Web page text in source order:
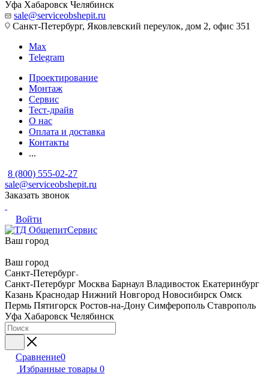
Уфа Хабаровск Челябинск
sale@serviceobshepit.ru
Санкт-Петербург, Яковлевский переулок, дом 2, офис 351
Max
Telegram
Проектирование
Монтаж
Сервис
Тест-драйв
О нас
Оплата и доставка
Контакты
...
8 (800) 555-02-27
sale@serviceobshepit.ru
Заказать звонок
Войти
Ваш город
Ваш город
Санкт-Петербург
Санкт-Петербург Москва Барнаул Владивосток Екатеринбург
Казань Краснодар Нижний Новгород Новосибирск Омск
Пермь Пятигорск Ростов-на-Дону Симферополь Ставрополь
Уфа Хабаровск Челябинск
Сравнение0
Избранные товары 0